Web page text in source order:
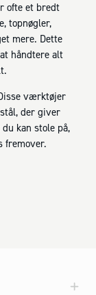
ofte et bredt
topnøgler,
mere. Dette
håndtere alt
værktøjer
der giver
kan stole på,